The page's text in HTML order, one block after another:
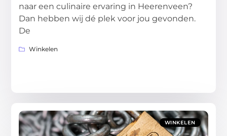
naar een culinaire ervaring in Heerenveen?
Dan hebben wij dé plek voor jou gevonden.
De
Winkelen
WINKELEN